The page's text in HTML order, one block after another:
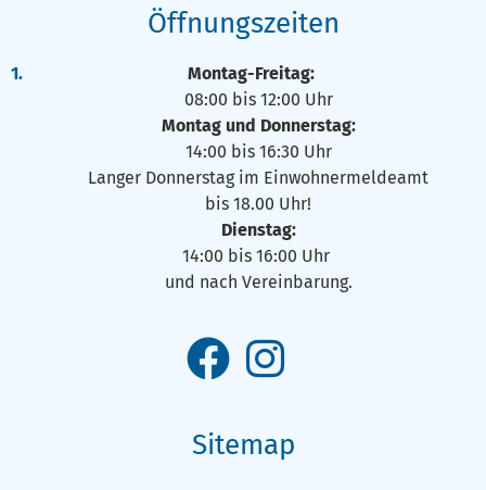
Öffnungszeiten
Montag-Freitag:
08:00 bis 12:00 Uhr
Montag und Donnerstag:
14:00 bis 16:30 Uhr
Langer Donnerstag im Einwohnermeldeamt
bis 18.00 Uhr!
Dienstag:
14:00 bis 16:00 Uhr
und nach Vereinbarung.
Sitemap